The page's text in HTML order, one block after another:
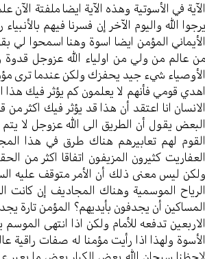
الآية في الأسوتية وهذه الآية ايضا ملفتة
يرجوا الله واليوم الآخر إن فسرنا فيهم
الأيماني المؤمن ايضا اسوة وهنا اسمحوا
من عالم من ولي من اولياء الله عزوجل
الأوصياء شيء جيد يحفزك ولكن عندما ترى
اهدي قومي فأنهم لا يعلمون كم يؤثر فيك
الانسان انا اعتقد أن هذا قد يؤثر فيك
البعض يقول أن الطريق الى الله عزوجل لا
القوم لهم تعابيرهم هناك طرق في هذا
العفاريت كثيرون المزيفون اتفاقا اكثر من
ولكن ليس معنى ذلك أن الأمر متوقف عليه
الرياح الموسمية وهناك المجاديف إن كانت
المساكين أن يجدفون بأيديهم؟ المؤمن تارة
الاربعين تدفعه للأمام ولكن اذا انتهى
الأسوة ولهذا اذا رأيت مؤمنا له صفات